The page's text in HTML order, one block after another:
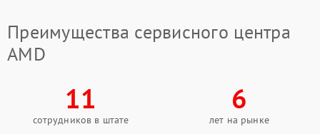
Преимущества сервисного центра
AMD
11
сотрудников в штате
6
лет на рынке